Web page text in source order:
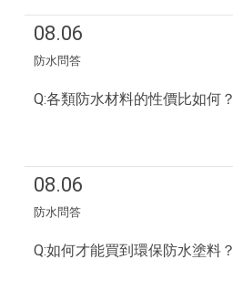
08.06
防水問答
Q:各類防水材料的性價比如何？
08.06
防水問答
Q:如何才能買到環保防水塗料？